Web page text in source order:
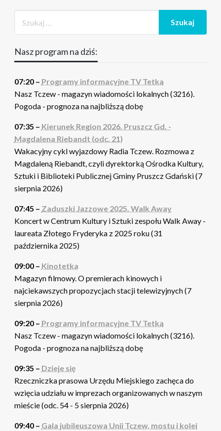
Nasz program na dziś:
07:20 – Programy informacyjne TV Tetka
Nasz Tczew - magazyn wiadomości lokalnych (3216).
Pogoda - prognoza na najbliższą dobę
07:35 – Kierunek Region 2026. Pruszcz Gd. -
Magdalena Riebandt (odc. 21)
Wakacyjny cykl wyjazdowy Radia Tczew. Rozmowa z
Magdaleną Riebandt, czyli dyrektorką Ośrodka Kultury,
Sztuki i Biblioteki Publicznej Gminy Pruszcz Gdański (7
sierpnia 2026)
07:45 – Zaduszki Jazzowe 2025. Walk Away
Koncert w Centrum Kultury i Sztuki zespołu Walk Away -
laureata Złotego Fryderyka z 2025 roku (31
października 2025)
09:00 – Kinotetka
Magazyn filmowy. O premierach kinowych i
najciekawszych propozycjach stacji telewizyjnych (7
sierpnia 2026)
09:20 – Programy informacyjne TV Tetka
Nasz Tczew - magazyn wiadomości lokalnych (3216).
Pogoda - prognoza na najbliższą dobę
09:35 – Dzieje się
Rzeczniczka prasowa Urzędu Miejskiego zachęca do
wzięcia udziału w imprezach organizowanych w naszym
mieście (odc. 54 - 5 sierpnia 2026)
09:40 – Gala jubileuszowa Unii Tczew, mostu i kolei